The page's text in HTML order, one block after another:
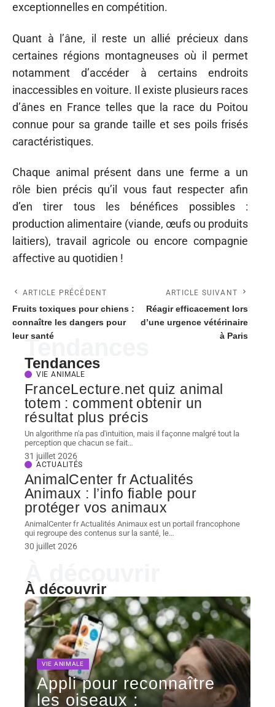
exceptionnelles en compétition.
Quant à l’âne, il reste un allié précieux dans
certaines régions montagneuses où il permet
notamment d’accéder à certains endroits
inaccessibles en voiture. Il existe plusieurs races
d’ânes en France telles que la race du Poitou
connue pour sa grande taille et ses poils frisés
caractéristiques.
Chaque animal présent dans une ferme a un
rôle bien précis qu’il vous faut respecter afin
d’en tirer tous les bénéfices possibles :
production alimentaire (viande, œufs ou produits
laitiers), travail agricole ou encore compagnie
affective au quotidien !
ARTICLE PRÉCÉDENT
Fruits toxiques pour chiens :
connaître les dangers pour
leur santé
ARTICLE SUIVANT
Réagir efficacement lors
d’une urgence vétérinaire
à Paris
Tendances
Tendances
VIE ANIMALE
FranceLecture.net quiz animal
totem : comment obtenir un
résultat plus précis
Un algorithme n'a pas d'intuition, mais il façonne malgré tout la
perception que chacun se fait…
31 juillet 2026
ACTUALITÉS
AnimalCenter fr Actualités
Animaux : l’info fiable pour
protéger vos animaux
AnimalCenter fr Actualités Animaux est un portail francophone
qui regroupe des contenus sur la santé, le…
30 juillet 2026
À découvrir
VIE ANIMALE
Appli pour reconnaître
les oiseaux :